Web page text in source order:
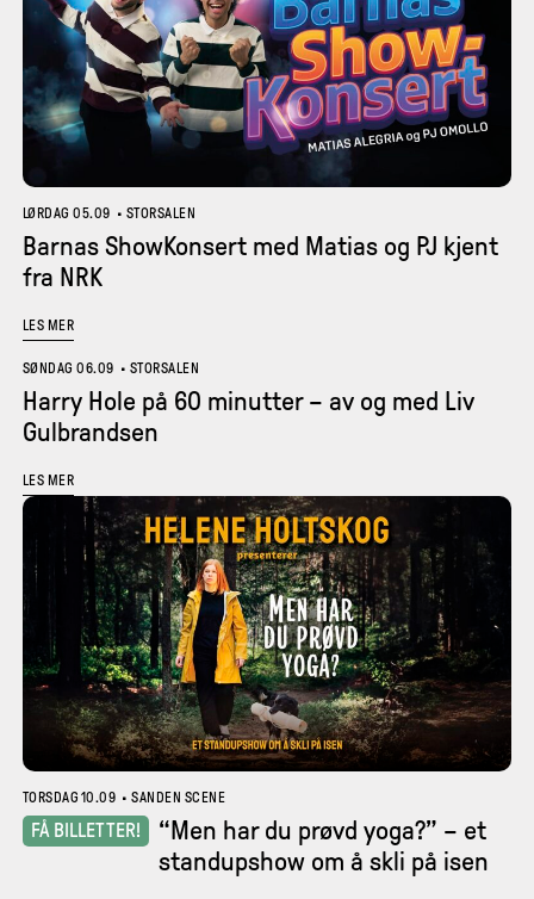
LØRDAG 05.09 • STORSALEN
Barnas ShowKonsert med Matias og PJ kjent
fra NRK
LES MER
SØNDAG 06.09 • STORSALEN
Harry Hole på 60 minutter – av og med Liv
Gulbrandsen
LES MER
TORSDAG 10.09 • SANDEN SCENE
FÅ BILLETTER!
“Men har du prøvd yoga?” – et
standupshow om å skli på isen